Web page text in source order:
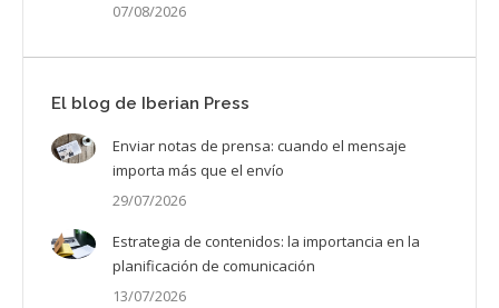
07/08/2026
El blog de Iberian Press
Enviar notas de prensa: cuando el mensaje
importa más que el envío
29/07/2026
Estrategia de contenidos: la importancia en la
planificación de comunicación
13/07/2026